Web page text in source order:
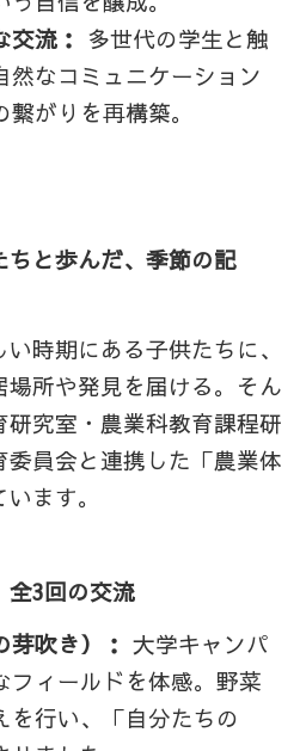
流： 多世代の学生と触
然なコミュニケーション
がりを再構築。
ちと歩んだ、季節の記
時期にある子供たちに、
所や発見を届ける。そん
究室・農業科教育課程研
員会と連携した「農業体
ます。
全3回の交流
吹き）： 大学キャンパ
フィールドを体感。野菜
を行い、「自分たちの